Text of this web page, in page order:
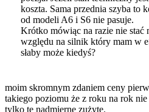
koszta. Sama przednia szyba to
od modeli A6 i S6 nie pasuje.
Krótko mówiąc na razie nie stać
względu na silnik który mam w
słaby może kiedyś?
moim skromnym zdaniem ceny
takiego poziomu że z roku na rok
tylko te nadmierne zużyte.